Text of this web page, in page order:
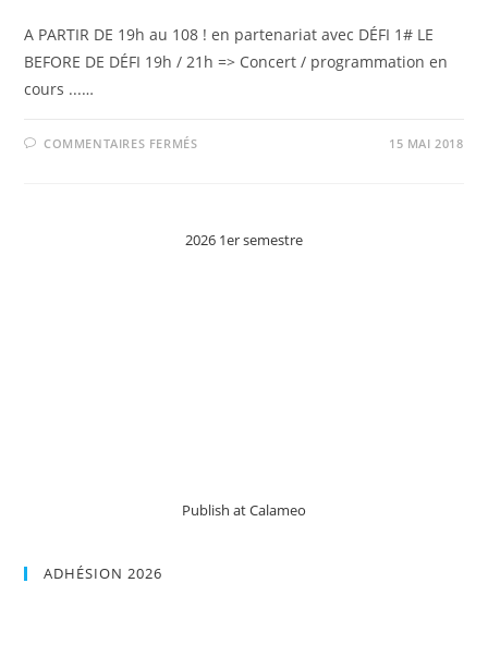
A PARTIR DE 19h au 108 ! en partenariat avec DÉFI 1# LE
BEFORE DE DÉFI 19h / 21h => Concert / programmation en
cours ...…
COMMENTAIRES FERMÉSSUR 15 MAI 2018
2026 1er semestre
Publish at Calameo
ADHÉSION 2026